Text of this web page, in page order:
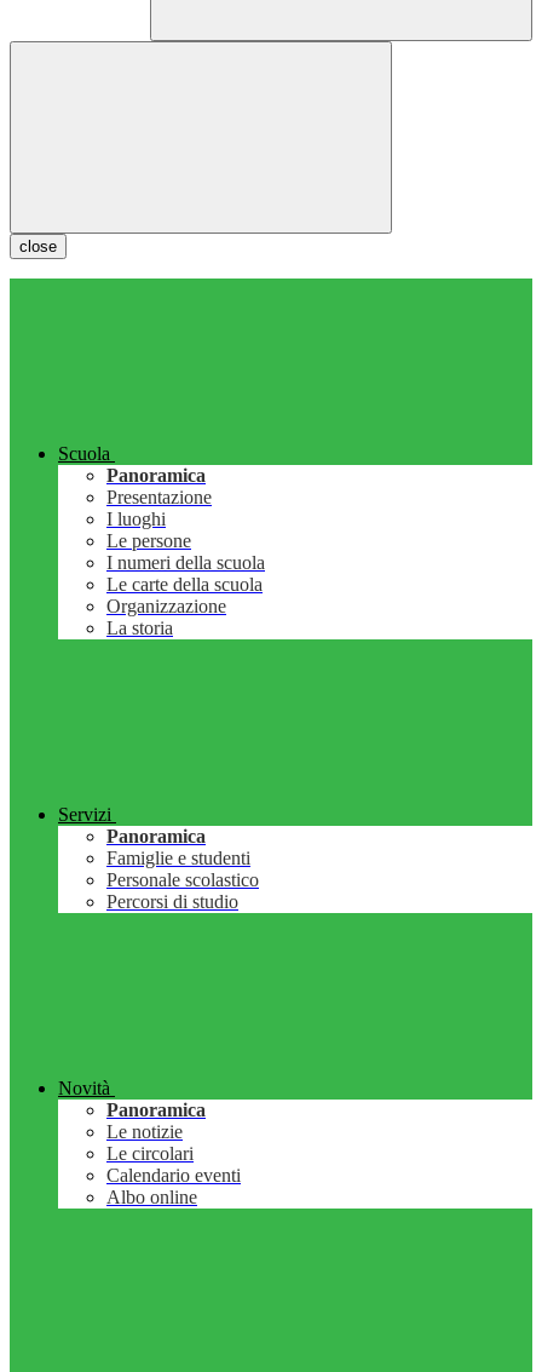
close
Scuola
Panoramica
Presentazione
I luoghi
Le persone
I numeri della scuola
Le carte della scuola
Organizzazione
La storia
Servizi
Panoramica
Famiglie e studenti
Personale scolastico
Percorsi di studio
Novità
Panoramica
Le notizie
Le circolari
Calendario eventi
Albo online